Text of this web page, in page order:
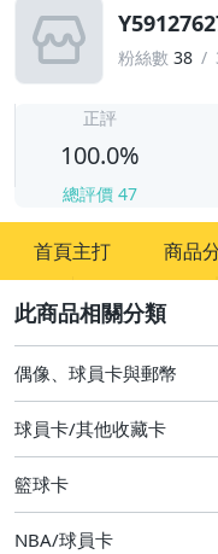
粉絲數 38
正評
100.0%
總評價 47
首頁主打 商品
偶像、球員卡與郵幣
偶像、球員卡與郵幣
球員卡/其他收藏卡
籃球卡
NBA/球員卡